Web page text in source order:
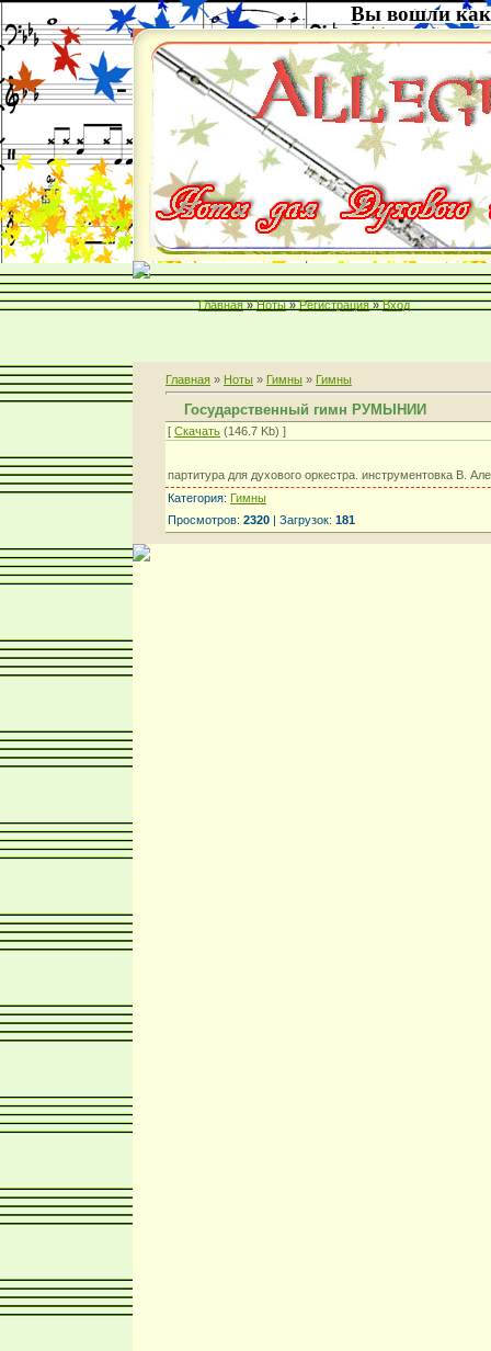
Вы вошли как
Главная » Ноты » Регистрация » Вход
Главная » Ноты » Гимны » Гимны
Государственный гимн РУМЫНИИ
[ Скачать (146.7 Kb) ]
партитура для духового оркестра. инструментовка В.
Категория: Гимны
Просмотров: 2320 | Загрузок: 181